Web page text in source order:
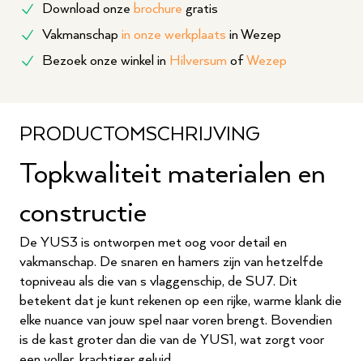
Download onze brochure gratis
Vakmanschap in onze werkplaats in Wezep
Bezoek onze winkel in Hilversum of Wezep
PRODUCTOMSCHRIJVING
Topkwaliteit materialen en
constructie
De YUS3 is ontworpen met oog voor detail en
vakmanschap. De snaren en hamers zijn van hetzelfde
topniveau als die van s vlaggenschip, de SU7. Dit
betekent dat je kunt rekenen op een rijke, warme klank die
elke nuance van jouw spel naar voren brengt. Bovendien
is de kast groter dan die van de YUS1, wat zorgt voor